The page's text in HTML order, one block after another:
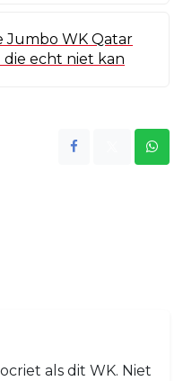
Jumbo WK Qatar
die echt niet kan
als dit WK. Niet